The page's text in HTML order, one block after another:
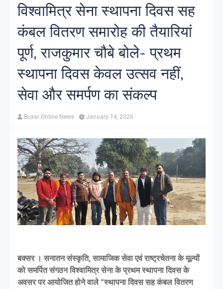
विश्वामित्र सेना स्थापना दिवस सह
कंबल वितरण समारोह की तैयारियां
पूर्ण, राजकुमार चौबे बोले- प्रथम
स्थापना दिवस केवल उत्सव नहीं,
सेवा और समर्पण का संकल्प
Buxar Online News January 14, 2026
बक्सर । सनातन संस्कृति, सामाजिक सेवा एवं राष्ट्रचेतना के मूल्यों
को समर्पित संगठन विश्वामित्र सेना के प्रथम स्थापना दिवस के
अवसर पर आयोजित होने वाले “स्थापना दिवस सह कंबल वितरण